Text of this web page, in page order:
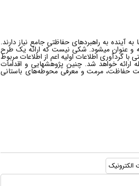
آینده به راهبردهای حفاظتی جامع نیاز دارند.
و عنوان میشود. شکی نیست که ارائه یک طرح
اطلاعات اولیه اعم از اطلاعات مربوط
خواهد شد. چنین پژوهشهایی و اقدامات
حفاظت، مرمت و معرفی محوطه‌های باستانی